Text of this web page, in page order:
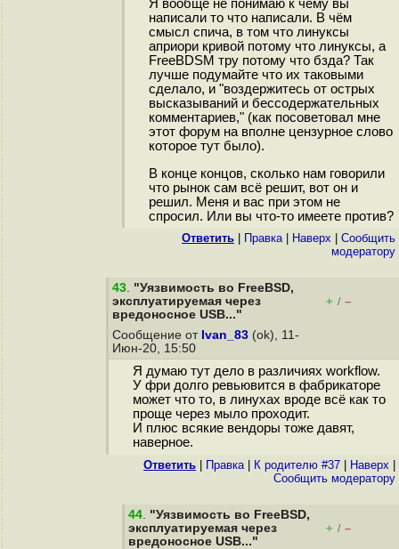
Я вообще не понимаю к чему вы
написали то что написали. В чём
смысл спича, в том что линуксы
априори кривой потому что линуксы, а
FreeBDSM тру потому что бзда? Так
лучше подумайте что их таковыми
сделало, и "воздержитесь от острых
высказываний и бессодержательных
комментариев," (как посоветовал мне
этот форум на вполне цензурное слово
которое тут было).
В конце концов, сколько нам говорили
что рынок сам всё решит, вот он и
решил. Меня и вас при этом не
спросил. Или вы что-то имеете против?
Ответить Правка| Наверх
Cообщить
модератору
43. "Уязвимость во FreeBSD,
эксплуатируемая через
вредоносное USB..."
+ / –
Сообщение от Ivan_83 (ok), 11-
Июн-20, 15:50
Я думаю тут дело в различиях workflow.
У фри долго ревьювится в фабрикаторе
может что то, в линухах вроде всё как то
проще через мыло проходит.
И плюс всякие вендоры тоже давят,
наверное.
Ответить Правка| К родителю #37 Наверх
Cообщить модератору
44. "Уязвимость во FreeBSD,
эксплуатируемая через
вредоносное USB..."
+ / –